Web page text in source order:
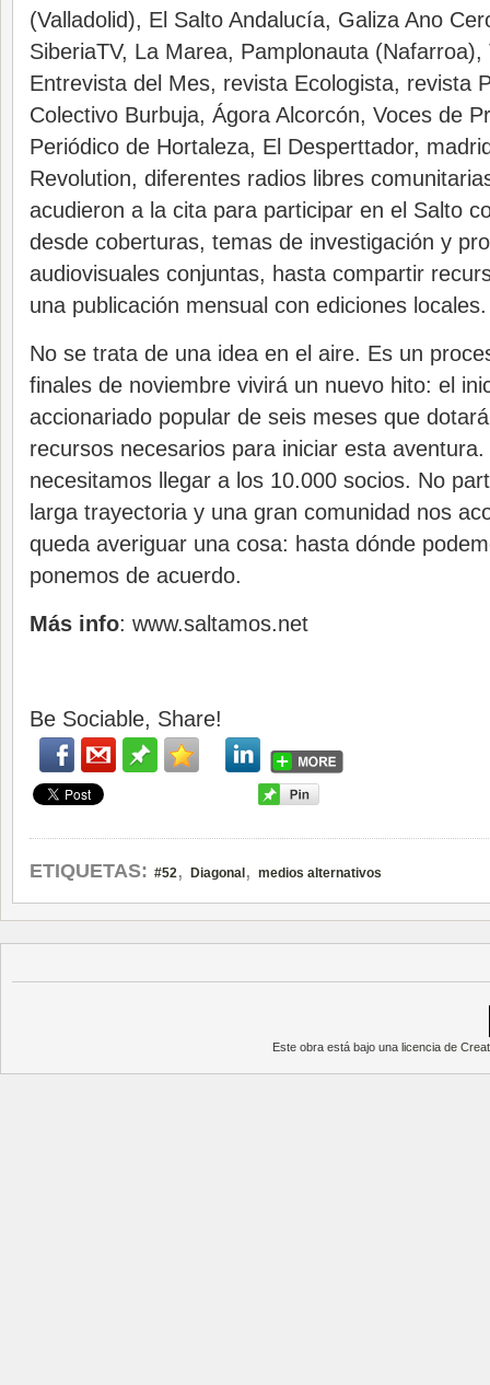
(Valladolid), El Salto Andalucía, Galiza Ano
SiberiaTV, La Marea, Pamplonauta (Nafarroa),
Entrevista del Mes, revista Ecologista, revista
Colectivo Burbuja, Ágora Alcorcón, Voces de
Periódico de Hortaleza, El Desperttador,
Revolution, diferentes radios libres
acudieron a la cita para participar en el Salto
desde coberturas, temas de investigación y
audiovisuales conjuntas, hasta compartir
una publicación mensual con ediciones locales.
No se trata de una idea en el aire. Es un
finales de noviembre vivirá un nuevo hito: el
accionariado popular de seis meses que
recursos necesarios para iniciar esta
necesitamos llegar a los 10.000 socios. No
larga trayectoria y una gran comunidad nos
queda averiguar una cosa: hasta dónde
ponemos de acuerdo.
Más info: www.saltamos.net
Be Sociable, Share!
ETIQUETAS: #52, Diagonal , medios alternativos
Este obra está bajo unalicencia de